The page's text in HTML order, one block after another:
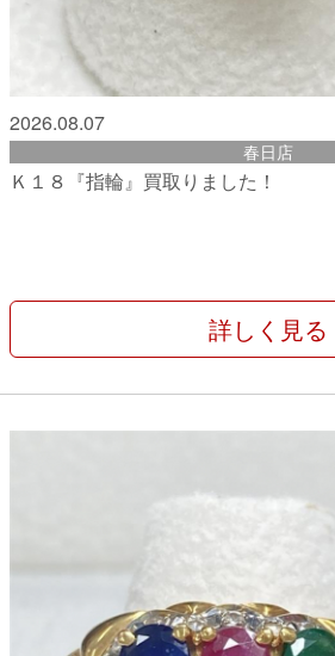
2026.08.07
春日店
Ｋ１８『指輪』買取りました！
詳しく見る